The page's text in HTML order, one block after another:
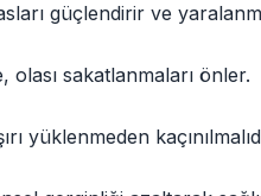
güçlendirir ve
olası sakatlanmaları önler.
yüklenmeden